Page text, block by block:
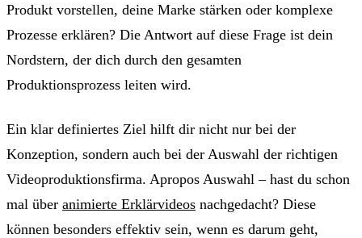
Produkt vorstellen, deine Marke stärken oder komplexe
Prozesse erklären? Die Antwort auf diese Frage ist dein
Nordstern, der dich durch den gesamten
Produktionsprozess leiten wird.
Ein klar definiertes Ziel hilft dir nicht nur bei der
Konzeption, sondern auch bei der Auswahl der richtigen
Videoproduktionsfirma. Apropos Auswahl – hast du schon
mal über animierte Erklärvideos nachgedacht? Diese
können besonders effektiv sein, wenn es darum geht,